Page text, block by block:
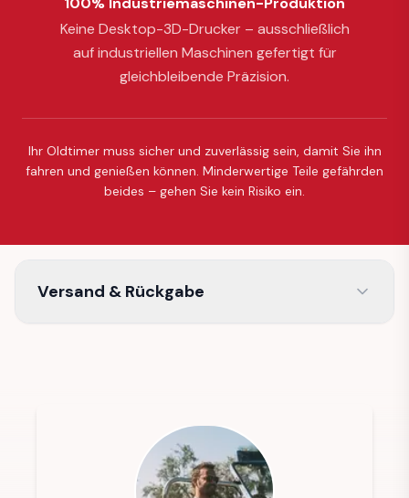
Keine Desktop-3D-Drucker – ausschließlich
auf industriellen Maschinen gefertigt für
gleichbleibende Präzision.
Ihr Oldtimer muss sicher und zuverlässig sein, damit Sie ihn
fahren und genießen können. Minderwertige Teile gefährden
beides – gehen Sie kein Risiko ein.
Versand & Rückgabe